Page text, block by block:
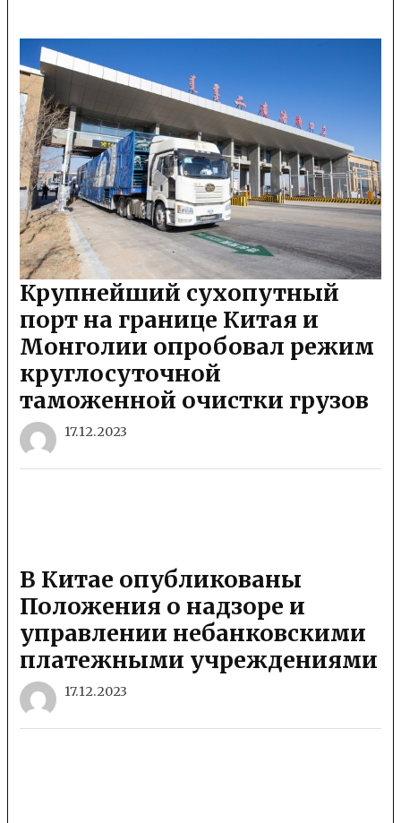
Крупнейший сухопутный
порт на границе Китая и
Монголии опробовал режим
круглосуточной
таможенной очистки грузов
17.12.2023
В Китае опубликованы
Положения о надзоре и
управлении небанковскими
платежными учреждениями
17.12.2023